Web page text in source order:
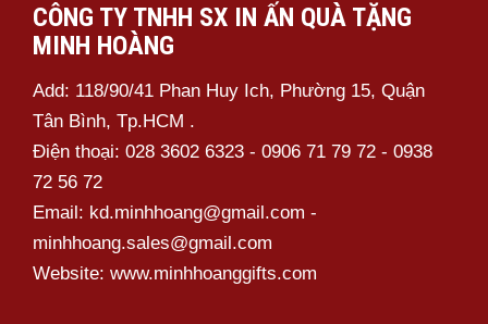
Bút Kim Loại – MH08
CÔNG TY TNHH SX IN ẤN QUÀ TẶNG
MINH HOÀNG
Add: 118/90/41 Phan Huy Ich, Phường 15, Quận
Tân Bình, Tp.HCM .
Điện thoại: 028 3602 6323 - 0906 71 79 72 - 0938
72 56 72
Email: kd.minhhoang@gmail.com -
minhhoang.sales@gmail.com
Website: www.minhhoanggifts.com